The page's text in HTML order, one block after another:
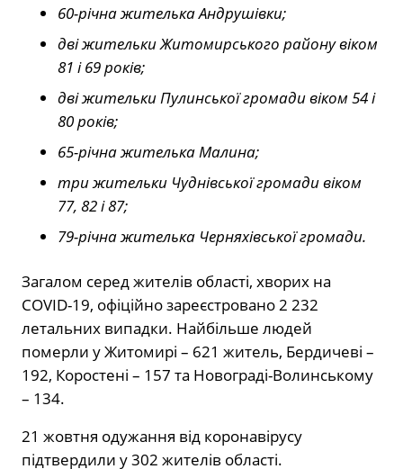
60-річна жителька Андрушівки;
дві жительки Житомирського району віком
81 і 69 років;
дві жительки Пулинської громади віком 54 і
80 років;
65-річна жителька Малина;
три жительки Чуднівської громади віком
77, 82 і 87;
79-річна жителька Черняхівської громади.
Загалом серед жителів області, хворих на
COVID-19, офіційно зареєстровано 2 232
летальних випадки. Найбільше людей
померли у Житомирі – 621 житель, Бердичеві –
192, Коростені – 157 та Новограді-Волинському
– 134.
21 жовтня одужання від коронавірусу
підтвердили у 302 жителів області.